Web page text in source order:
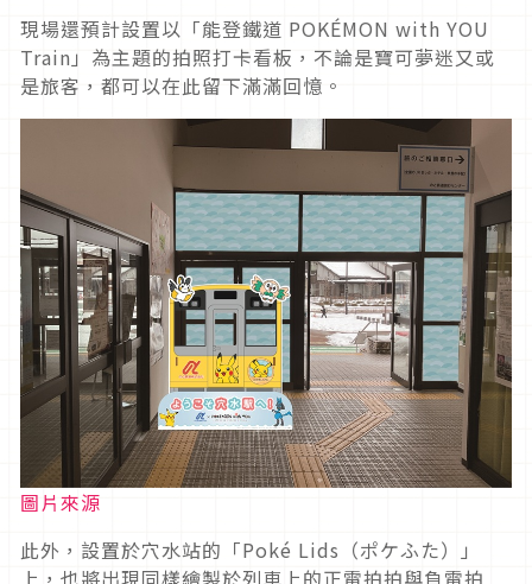
現場還預計設置以「能登鐵道 POKÉMON with YOU
Train」為主題的拍照打卡看板，不論是寶可夢迷又或
是旅客，都可以在此留下滿滿回憶。
圖片來源
此外，設置於穴水站的「Poké Lids（ポケふた）」
上，也將出現同樣繪製於列車上的正電拍拍與負電拍